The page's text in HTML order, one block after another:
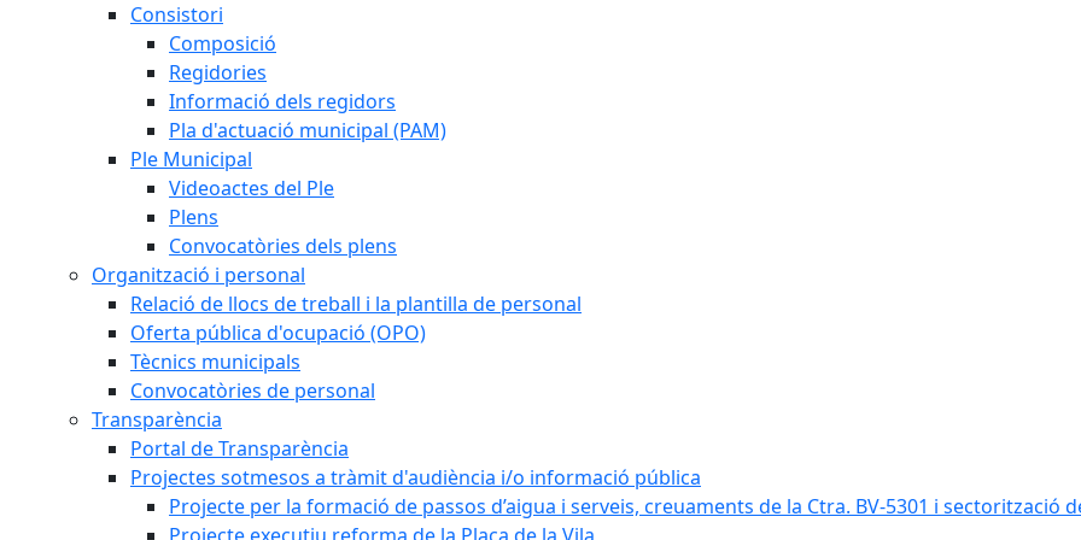
Consistori
Composició
Regidories
Informació dels regidors
Pla d'actuació municipal (PAM)
Ple Municipal
Videoactes del Ple
Plens
Convocatòries dels plens
Organització i personal
Relació de llocs de treball i la plantilla de personal
Oferta pública d'ocupació (OPO)
Tècnics municipals
Convocatòries de personal
Transparència
Portal de Transparència
Projectes sotmesos a tràmit d'audiència i/o informació pública
Projecte per la formació de passos d’aigua i serveis, creuaments de la Ctra. BV-5301 i sectorització